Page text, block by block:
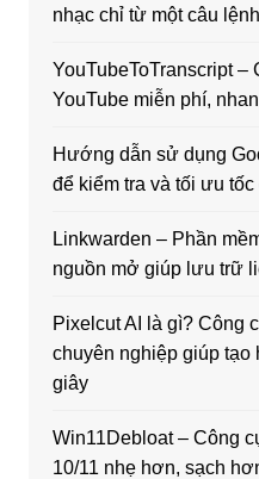
nhạc chỉ từ một câu lệnh
YouTubeToTranscript –
YouTube miễn phí,
Hướng dẫn sử dụng
để kiểm tra và tối ưu
Linkwarden – Phần
nguồn mở giúp lưu trữ
Pixelcut AI là gì? Công
chuyên nghiệp giúp tạo
giây
Win11Debloat – Công
10/11 nhẹ hơn, sạch